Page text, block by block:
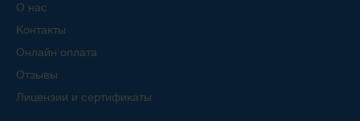
О нас
Контакты
Онлайн оплата
Отзывы
Лицензии и сертификаты